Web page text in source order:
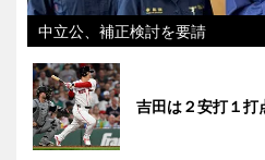
中立公、補正検討を要請
吉田は２安打１